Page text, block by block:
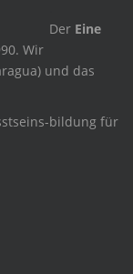
Der Eine
Wir
und das
bildung für